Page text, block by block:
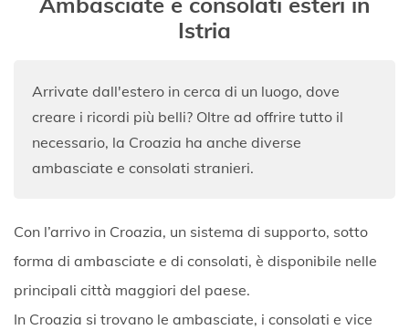
Istria
Arrivate dall'estero in cerca di un luogo, dove
creare i ricordi più belli? Oltre ad offrire tutto il
necessario, la Croazia ha anche diverse
ambasciate e consolati stranieri.
Con l’arrivo in Croazia, un sistema di supporto, sotto
forma di ambasciate e di consolati, è disponibile nelle
principali città maggiori del paese.
In Croazia si trovano le ambasciate, i consolati e vice